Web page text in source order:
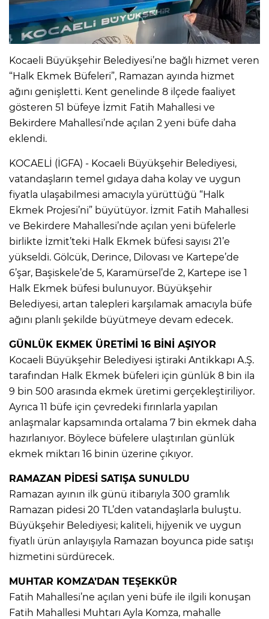
Kocaeli Büyükşehir Belediyesi’ne bağlı hizmet veren
“Halk Ekmek Büfeleri”, Ramazan ayında hizmet
ağını genişletti. Kent genelinde 8 ilçede faaliyet
gösteren 51 büfeye İzmit Fatih Mahallesi ve
Bekirdere Mahallesi’nde açılan 2 yeni büfe daha
eklendi.
KOCAELİ (İGFA) - Kocaeli Büyükşehir Belediyesi,
vatandaşların temel gıdaya daha kolay ve uygun
fiyatla ulaşabilmesi amacıyla yürüttüğü “Halk
Ekmek Projesi’ni” büyütüyor. İzmit Fatih Mahallesi
ve Bekirdere Mahallesi’nde açılan yeni büfelerle
birlikte İzmit’teki Halk Ekmek büfesi sayısı 21’e
yükseldi. Gölcük, Derince, Dilovası ve Kartepe’de
6’şar, Başiskele’de 5, Karamürsel’de 2, Kartepe ise 1
Halk Ekmek büfesi bulunuyor. Büyükşehir
Belediyesi, artan talepleri karşılamak amacıyla büfe
ağını planlı şekilde büyütmeye devam edecek.
GÜNLÜK EKMEK ÜRETİMİ 16 BİNİ AŞIYOR
Kocaeli Büyükşehir Belediyesi iştiraki Antikkapı A.Ş.
tarafından Halk Ekmek büfeleri için günlük 8 bin ila
9 bin 500 arasında ekmek üretimi gerçekleştiriliyor.
Ayrıca 11 büfe için çevredeki fırınlarla yapılan
anlaşmalar kapsamında ortalama 7 bin ekmek daha
hazırlanıyor. Böylece büfelere ulaştırılan günlük
ekmek miktarı 16 binin üzerine çıkıyor.
RAMAZAN PİDESİ SATIŞA SUNULDU
Ramazan ayının ilk günü itibarıyla 300 gramlık
Ramazan pidesi 20 TL’den vatandaşlarla buluştu.
Büyükşehir Belediyesi; kaliteli, hijyenik ve uygun
fiyatlı ürün anlayışıyla Ramazan boyunca pide satışı
hizmetini sürdürecek.
MUHTAR KOMZA’DAN TEŞEKKÜR
Fatih Mahallesi’ne açılan yeni büfe ile ilgili konuşan
Fatih Mahallesi Muhtarı Ayla Komza, mahalle